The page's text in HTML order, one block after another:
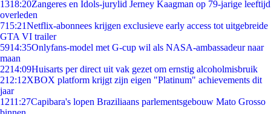
1318:20Zangeres en Idols-jurylid Jerney Kaagman op 79-jarige leeftijd
overleden
715:21Netflix-abonnees krijgen exclusieve early access tot uitgebreide
GTA VI trailer
5914:35Onlyfans-model met G-cup wil als NASA-ambassadeur naar
maan
2214:09Huisarts per direct uit vak gezet om ernstig alcoholmisbruik
212:12XBOX platform krijgt zijn eigen "Platinum" achievements dit
jaar
1211:27Capibara's lopen Braziliaans parlementsgebouw Mato Grosso